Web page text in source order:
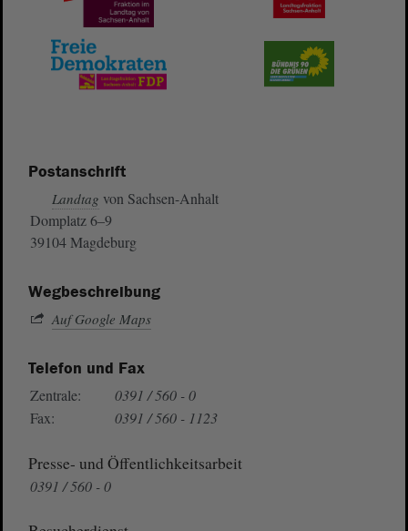
Postanschrift
Landtag von Sachsen-Anhalt
Domplatz 6–9
39104 Magdeburg
Wegbeschreibung
Auf Google Maps
Telefon und Fax
Zentrale:
0391 / 560 - 0
Fax:
0391 / 560 - 1123
Presse- und Öffentlichkeitsarbeit
0391 / 560 - 0